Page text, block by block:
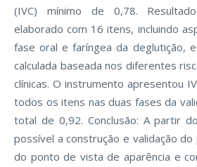
(IVC) mínimo de 0,78.
elaborado com 16 itens, incluindo
fase oral e faríngea da deglutição,
calculada baseada nos diferentes
clínicas. O instrumento apresentou
todos os itens nas duas fases da
total de 0,92. Conclusão: A partir
possível a construção e validação
do ponto de vista de aparência e